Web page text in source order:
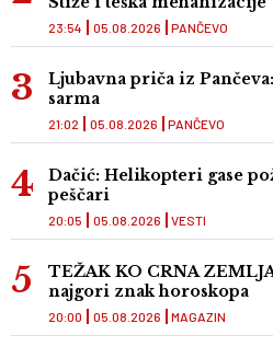
PANČEVO
23:54 05.08.2026
Ljubavna priča iz
sarma
PANČEVO
21:02 05.08.2026
Dačić: Helikopteri gase
peščari
VESTI
20:05 05.08.2026
TEŽAK KO CRNA
najgori znak horoskopa
MAGAZIN
20:00 05.08.2026